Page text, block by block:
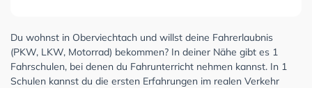
Du wohnst in Oberviechtach und willst deine Fahrerlaubnis
(PKW, LKW, Motorrad) bekommen? In deiner Nähe gibt es 1
Fahrschulen, bei denen du Fahrunterricht nehmen kannst. In 1
Schulen kannst du die ersten Erfahrungen im realen Verkehr